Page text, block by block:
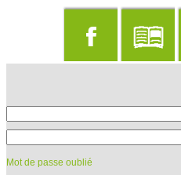
Mot de passe oublié